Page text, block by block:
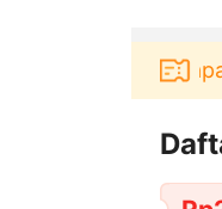
bisa dapat